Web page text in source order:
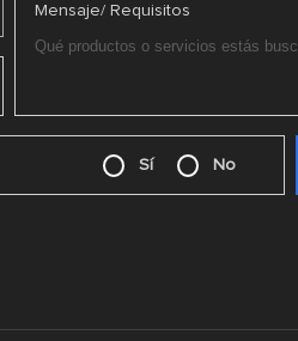
Mensaje/ Requisitos
Sí No